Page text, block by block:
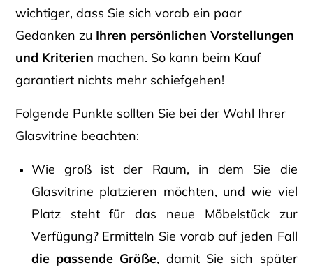
wichtiger, dass Sie sich vorab ein paar
Gedanken zu Ihren persönlichen Vorstellungen
und Kriterien machen. So kann beim Kauf
garantiert nichts mehr schiefgehen!
Folgende Punkte sollten Sie bei der Wahl Ihrer
Glasvitrine beachten:
Wie groß ist der Raum, in dem Sie die
Glasvitrine platzieren möchten, und wie viel
Platz steht für das neue Möbelstück zur
Verfügung? Ermitteln Sie vorab auf jeden Fall
die passende Größe, damit Sie sich später